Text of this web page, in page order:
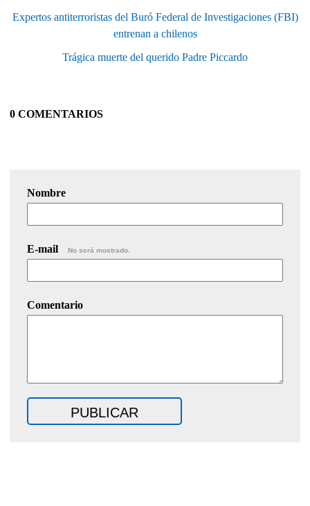
Expertos antiterroristas del Buró Federal de Investigaciones (FBI)
entrenan a chilenos
Trágica muerte del querido Padre Piccardo
0 COMENTARIOS
Nombre
E-mail No será mostrado.
Comentario